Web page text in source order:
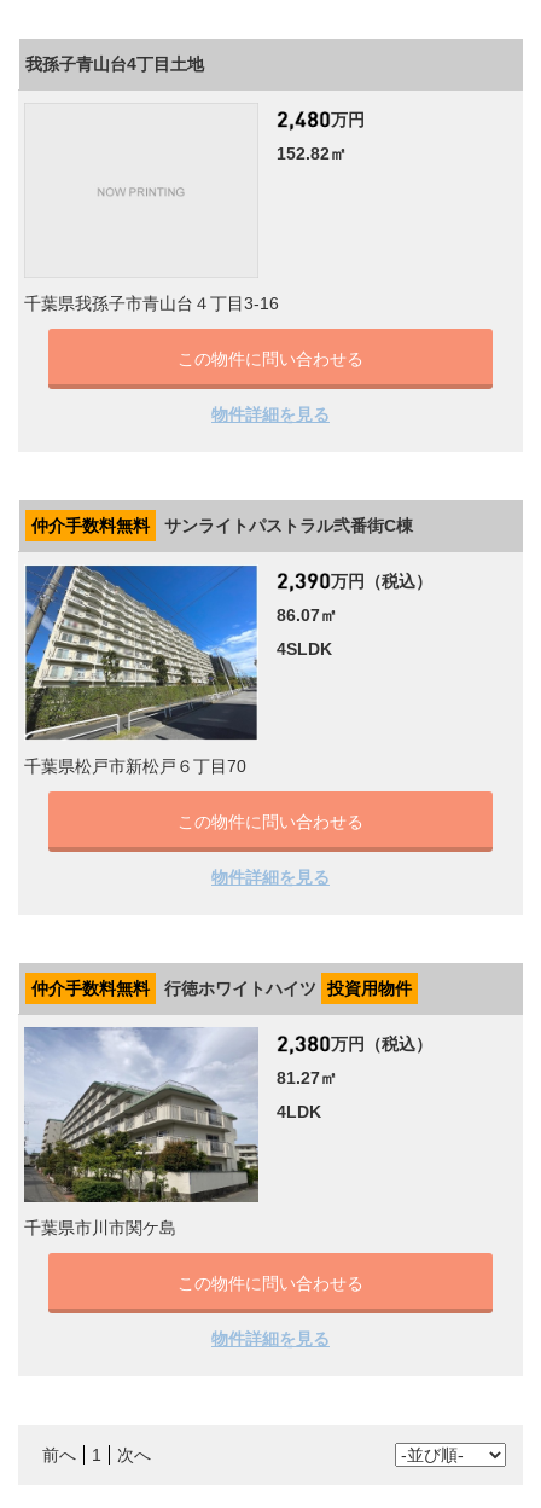
我孫子青山台4丁目土地
万円
152.82㎡
千葉県我孫子市青山台４丁目3-16
この物件に問い合わせる
物件詳細を見る
仲介手数料無料 サンライトパストラル弐番街C棟
万円（税込）
86.07㎡
4SLDK
千葉県松戸市新松戸６丁目70
この物件に問い合わせる
物件詳細を見る
仲介手数料無料 行徳ホワイトハイツ 投資用物件
万円（税込）
81.27㎡
4LDK
千葉県市川市関ケ島
この物件に問い合わせる
物件詳細を見る
前へ 1 次へ